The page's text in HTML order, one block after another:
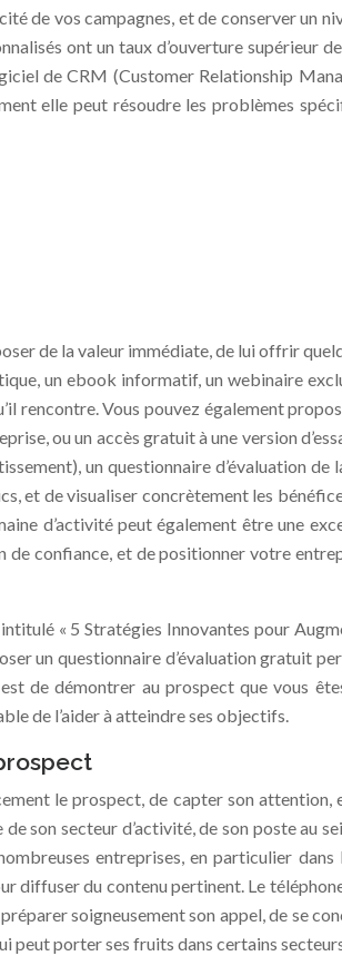
de vos campagnes, et de conserver un
ont un taux d’ouverture supérieur
de CRM (Customer Relationship
elle peut résoudre les problèmes
de la valeur immédiate, de lui offrir
un ebook informatif, un webinaire
rencontre. Vous pouvez également
ou un accès gratuit à une version
un questionnaire d’évaluation
et de visualiser concrètement les
d’activité peut également être une
confiance, et de positionner votre
« 5 Stratégies Innovantes pour
un questionnaire d’évaluation gratuit
de démontrer au prospect que vous
de l’aider à atteindre ses objectifs.
le prospect, de capter son
son secteur d’activité, de son poste au
entreprises, en particulier
du contenu pertinent. Le
soigneusement son appel, de se
porter ses fruits dans certains